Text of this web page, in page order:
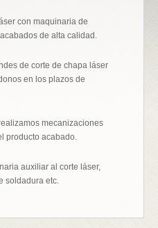
con maquinaria de
de alta calidad.
de corte de chapa láser
en los plazos de
mecanizaciones
producto acabado.
auxiliar al corte láser,
soldadura etc.